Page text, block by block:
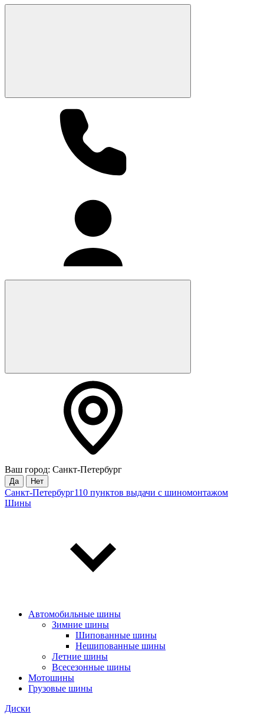
Ваш город: Санкт-Петербург
Да Нет
Санкт-Петербург110 пунктов выдачи с шиномонтажом
Шины
Автомобильные шины
Зимние шины
Шипованные шины
Нешипованные шины
Летние шины
Всесезонные шины
Мотошины
Грузовые шины
Диски